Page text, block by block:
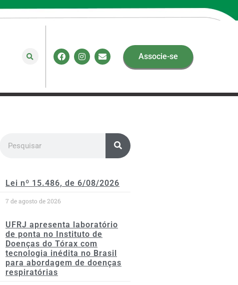
Associe-se
Lei nº 15.486, de 6/08/2026
7 de agosto de 2026
UFRJ apresenta laboratório
de ponta no Instituto de
Doenças do Tórax com
tecnologia inédita no Brasil
para abordagem de doenças
respiratórias